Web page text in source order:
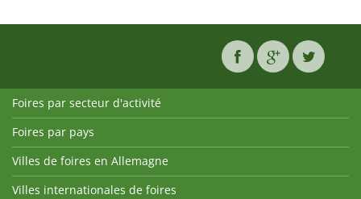
Foires par secteur d'activité
Foires par pays
Villes de foires en Allemagne
Villes internationales de foires